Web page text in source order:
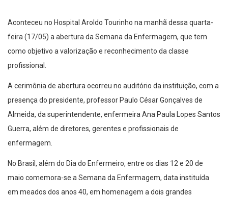
Aconteceu no Hospital Aroldo Tourinho na manhã dessa quarta-
feira (17/05) a abertura da Semana da Enfermagem, que tem
como objetivo a valorização e reconhecimento da classe
profissional.
A cerimônia de abertura ocorreu no auditório da instituição, com a
presença do presidente, professor Paulo César Gonçalves de
Almeida, da superintendente, enfermeira Ana Paula Lopes Santos
Guerra, além de diretores, gerentes e profissionais de
enfermagem.
No Brasil, além do Dia do Enfermeiro, entre os dias 12 e 20 de
maio comemora-se a Semana da Enfermagem, data instituída
em meados dos anos 40, em homenagem a dois grandes